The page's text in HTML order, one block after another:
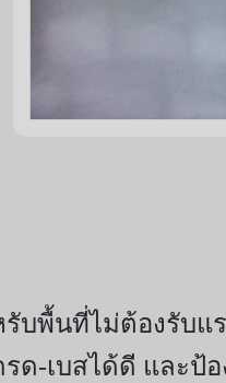
บพื้นที่ไม่ต้องรับแ
ด-เบสได้ดี และป้อ